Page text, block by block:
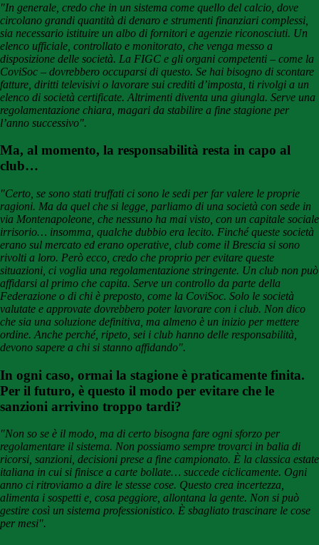
"In generale, credo che in un sistema come quello del calcio, dove
circolano grandi quantità di denaro e strumenti finanziari complessi,
sia necessario istituire un albo di fornitori e agenzie riconosciuti. Un
elenco ufficiale, controllato e monitorato, che venga messo a
disposizione delle società. La FIGC e gli organi competenti – come la
CoviSoc – dovrebbero occuparsi di questo. Se hai bisogno di scontare
fatture, diritti televisivi o lavorare sui crediti d’imposta, ti rivolgi a un
elenco di società certificate. Altrimenti diventa una giungla. Serve una
regolamentazione chiara, magari da stabilire a fine stagione per
l’anno successivo".
Ma, al momento, la responsabilità resta in capo al
club…
"Certo, se sono stati truffati ci sono le sedi per far valere le proprie
ragioni. Ma da quel che si legge, parliamo di una società con sede in
via Montenapoleone, che nessuno ha mai visto, con un capitale sociale
irrisorio… insomma, qualche dubbio era lecito. Finché queste società
erano sul mercato ed erano operative, club come il Brescia si sono
rivolti a loro. Però ecco, credo che proprio per evitare queste
situazioni, ci voglia una regolamentazione stringente. Un club non può
affidarsi al primo che capita. Serve un controllo da parte della
Federazione o di chi è preposto, come la CoviSoc. Solo le società
valutate e approvate dovrebbero poter lavorare con i club. Non dico
che sia una soluzione definitiva, ma almeno è un inizio per mettere
ordine. Anche perché, ripeto, sei i club hanno delle responsabilità,
devono sapere a chi si stanno affidando".
In ogni caso, ormai la stagione è praticamente finita.
Per il futuro, è questo il modo per evitare che le
sanzioni arrivino troppo tardi?
"Non so se è il modo, ma di certo bisogna fare ogni sforzo per
regolamentare il sistema. Non possiamo sempre trovarci in balia di
ricorsi, sanzioni, decisioni prese a fine campionato. È la classica estate
italiana in cui si finisce a carte bollate… succede ciclicamente. Ogni
anno ci ritroviamo a dire le stesse cose. Questo crea incertezza,
alimenta i sospetti e, cosa peggiore, allontana la gente. Non si può
gestire così un sistema professionistico. È sbagliato trascinare le cose
per mesi".